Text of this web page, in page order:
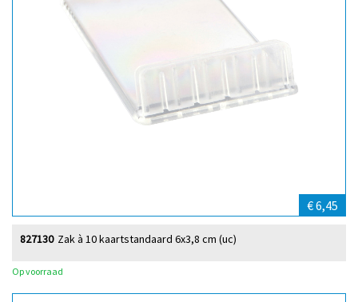
€ 6,45
Zak à 10 kaartstandaard 6x3,8 cm (uc)
827130
Op voorraad